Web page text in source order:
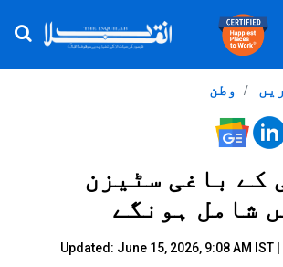
وطن
کے باغی سٹیزن
شامل ہونگے
Updated: June 15, 2026, 9:08 AM IST |